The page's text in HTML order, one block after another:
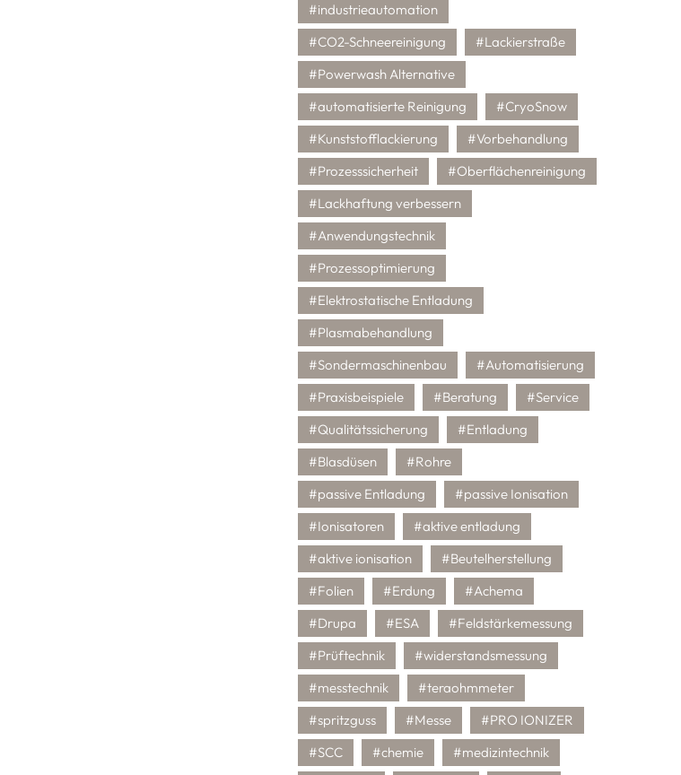
#industrieautomation
#CO2-Schneereinigung
#Lackierstraße
#Powerwash Alternative
#automatisierte Reinigung
#CryoSnow
#Kunststofflackierung
#Vorbehandlung
#Prozesssicherheit
#Oberflächenreinigung
#Lackhaftung verbessern
#Anwendungstechnik
#Prozessoptimierung
#Elektrostatische Entladung
#Plasmabehandlung
#Sondermaschinenbau
#Automatisierung
#Praxisbeispiele
#Beratung
#Service
#Qualitätssicherung
#Entladung
#Blasdüsen
#Rohre
#passive Entladung
#passive Ionisation
#Ionisatoren
#aktive entladung
#aktive ionisation
#Beutelherstellung
#Folien
#Erdung
#Achema
#Drupa
#ESA
#Feldstärkemessung
#Prüftechnik
#widerstandsmessung
#messtechnik
#teraohmmeter
#spritzguss
#Messe
#PRO IONIZER
#SCC
#chemie
#medizintechnik